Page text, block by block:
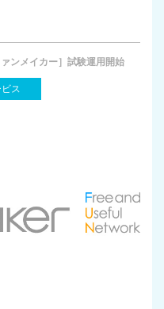
ンメイカー］試験運用開始
ス